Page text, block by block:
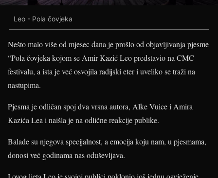
Leo - Pola čovjeka
Nešto malo više od mjesec dana je prošlo od objavljivanja pjesme
“Pola čovjeka kojom se Amir Kazić Leo predstavio na CMC
festivalu, a ista je već osvojila radijski eter i uveliko se traži na
nastupima.
Pjesma je odličan spoj dva vrsna autora, Alke Vuice i Amira
Kazića Lea i naišla je na odlične reakcije publike.
Balade su njegova specijalnost, a emocija koju nam, u pjesmama,
donosi već godinama nas oduševljava.